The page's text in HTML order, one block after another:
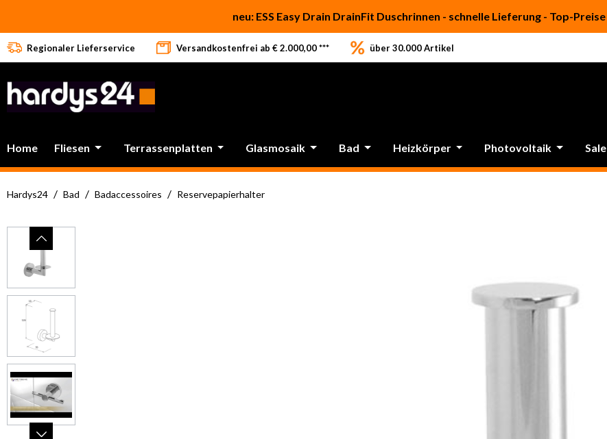
neu: ESS Easy Drain DrainFit Duschrinnen - schnelle Lieferung - Top-Preise
Regionaler Lieferservice Versandkostenfrei ab € 2.000,00 *** über 30.000 Artikel
Home Fliesen Terrassenplatten Glasmosaik Bad Heizkörper Photovoltaik Sale
Hardys24 / Bad / Badaccessoires / Reservepapierhalter
Bildergalerie überspringen